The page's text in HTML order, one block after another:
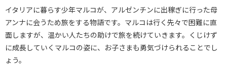
イタリアに暮らす少年マルコが、アルゼンチンに出稼ぎに行った母
アンナに会うため旅をする物語です。マルコは行く先々で困難に直
面しますが、温かい人たちの助けで旅を続けていきます。くじけず
に成長していくマルコの姿に、お子さまも勇気づけられることでし
ょう。